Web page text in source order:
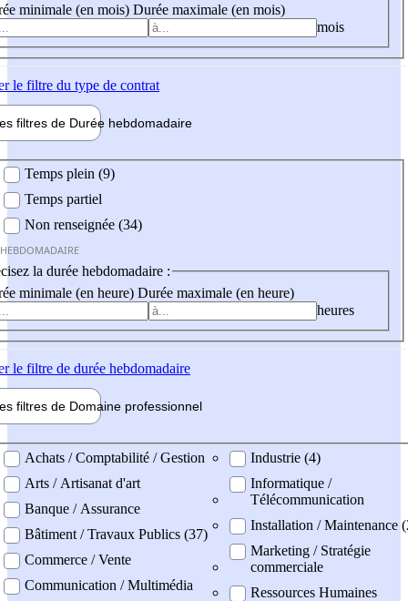
minimale (en mois) Durée maximale (en mois)
mois
le filtre du type de contrat
filtres de Durée hebdomadaire
Temps plein (9)
Temps partiel
Non renseignée (34)
la durée hebdomadaire :
minimale (en heure) Durée maximale (en heure)
heures
le filtre de durée hebdomadaire
filtres de Domaine professionnel
professionel
Achats / Comptabilité / Gestion
Arts / Artisanat d'art
Banque / Assurance
Bâtiment / Travaux Publics (37)
Commerce / Vente
Communication / Multimédia
Industrie (4)
Informatique /
Télécommunication
Installation / Maintenance
Marketing / Stratégie
commerciale
Ressources Humaines